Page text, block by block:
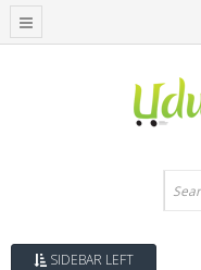
SIDEBAR LEFT